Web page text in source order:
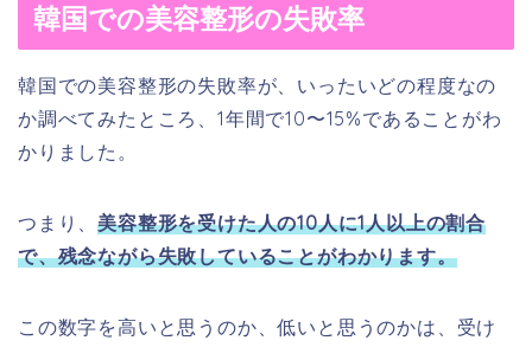
韓国での美容整形の失敗率
韓国での美容整形の失敗率が、いったいどの程度なの
か調べてみたところ、1年間で10〜15%であることがわ
かりました。
つまり、美容整形を受けた人の10人に1人以上の割合
で、残念ながら失敗していることがわかります。
この数字を高いと思うのか、低いと思うのかは、受け